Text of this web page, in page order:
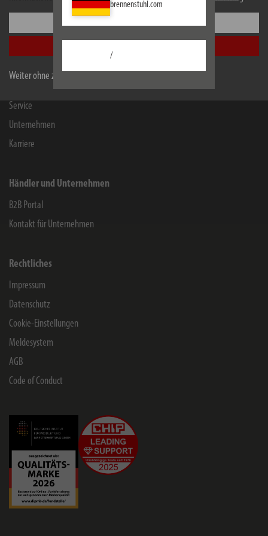
Weiter ohne zu akzeptieren
brennenstuhl.com
/
Informationen
Herstellergarantie
Service
Unternehmen
Karriere
Händler und Unternehmen
B2B Portal
Kontakt für Unternehmen
Rechtliches
Impressum
Datenschutz
Cookie-Einstellungen
Meldesystem
AGB
Code of Conduct